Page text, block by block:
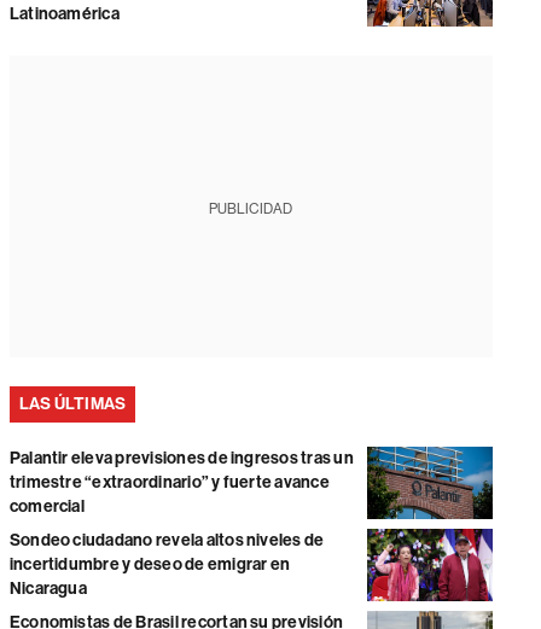
Latinoamérica
PUBLICIDAD
LAS ÚLTIMAS
Palantir eleva previsiones de ingresos tras un
trimestre “extraordinario” y fuerte avance
comercial
Sondeo ciudadano revela altos niveles de
incertidumbre y deseo de emigrar en
Nicaragua
Economistas de Brasil recortan su previsión